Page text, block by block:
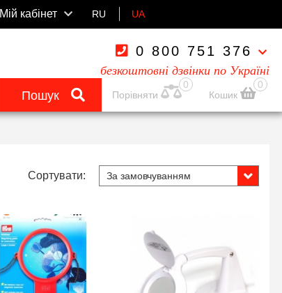
Мій кабінет RU UA
0 800 751 376
безкоштовні дзвінки по Україні
Пошук
0
Порівняти
0
Кошик
Сортувати: